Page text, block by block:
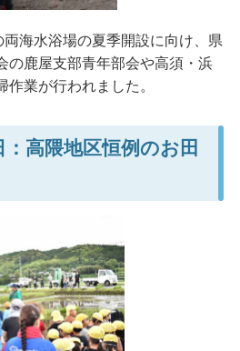
海水浴場の夏季開設に向け、県
の鹿屋支部青年部会や高須・浜
作業が行われました。
高隈地区恒例のお田